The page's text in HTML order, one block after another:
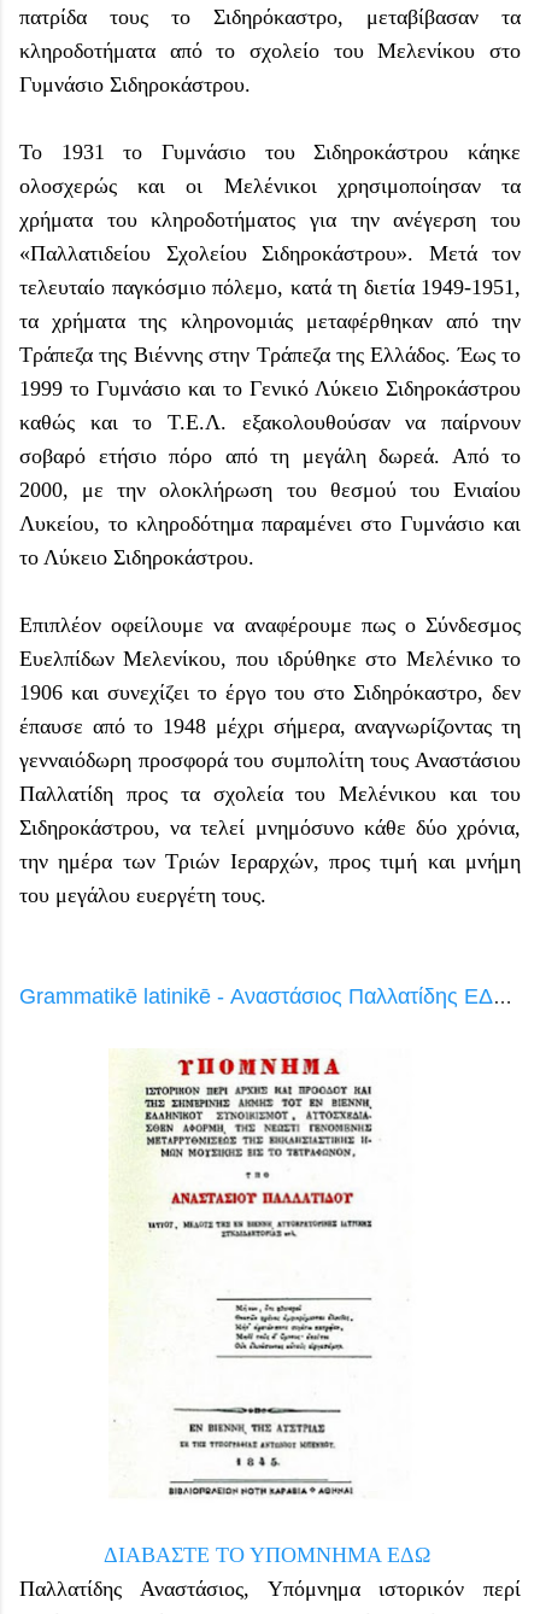
πατρίδα τους το Σιδηρόκαστρο, μεταβίβασαν τα
κληροδοτήματα από το σχολείο του Μελενίκου στο
Γυμνάσιο Σιδηροκάστρου.
Το 1931 το Γυμνάσιο του Σιδηροκάστρου κάηκε
ολοσχερώς και οι Μελένικοι χρησιμοποίησαν τα
χρήματα του κληροδοτήματος για την ανέγερση του
«Παλλατιδείου Σχολείου Σιδηροκάστρου». Μετά τον
τελευταίο παγκόσμιο πόλεμο, κατά τη διετία 1949-1951,
τα χρήματα της κληρονομιάς μεταφέρθηκαν από την
Τράπεζα της Βιέννης στην Τράπεζα της Ελλάδος. Έως το
1999 το Γυμνάσιο και το Γενικό Λύκειο Σιδηροκάστρου
καθώς και το Τ.Ε.Λ. εξακολουθούσαν να παίρνουν
σοβαρό ετήσιο πόρο από τη μεγάλη δωρεά. Από το
2000, με την ολοκλήρωση του θεσμού του Ενιαίου
Λυκείου, το κληροδότημα παραμένει στο Γυμνάσιο και
το Λύκειο Σιδηροκάστρου.
Επιπλέον οφείλουμε να αναφέρουμε πως ο Σύνδεσμος
Ευελπίδων Μελενίκου, που ιδρύθηκε στο Μελένικο το
1906 και συνεχίζει το έργο του στο Σιδηρόκαστρο, δεν
έπαυσε από το 1948 μέχρι σήμερα, αναγνωρίζοντας τη
γενναιόδωρη προσφορά του συμπολίτη τους Αναστάσιου
Παλλατίδη προς τα σχολεία του Μελένικου και του
Σιδηροκάστρου, να τελεί μνημόσυνο κάθε δύο χρόνια,
την ημέρα των Τριών Ιεραρχών, προς τιμή και μνήμη
του μεγάλου ευεργέτη τους.
Grammatikē latinikē - Αναστάσιος Παλλατίδης ΕΔΩ online
ΔΙΑΒΑΣΤΕ ΤΟ ΥΠΟΜΝΗΜΑ ΕΔΩ
Παλλατίδης Αναστάσιος, Υπόμνημα ιστορικόν περί